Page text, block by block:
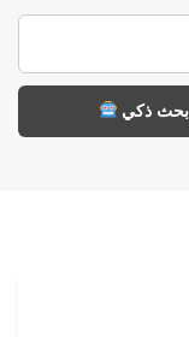
بحث ذكي